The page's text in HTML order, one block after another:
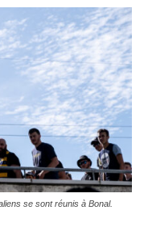
se sont réunis à Bonal.